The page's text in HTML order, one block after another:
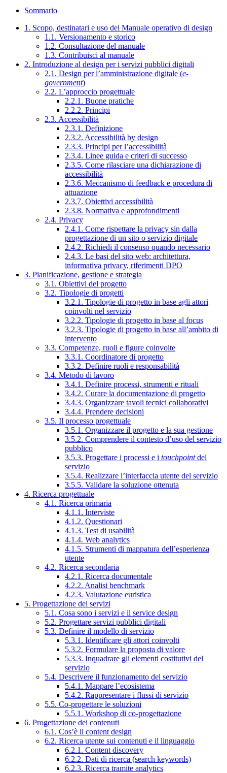
Sommario
1. Scopo, destinatari e uso del Manuale operativo di design
1.1. Versionamento e storico
1.2. Consultazione del manuale
1.3. Contribuisci al manuale
2. Introduzione al design per i servizi pubblici digitali
2.1. Design per l’amministrazione digitale (e-
government)
2.2. L’approccio progettuale
2.2.1. Buone pratiche
2.2.2. Principi
2.3. Accessibilità
2.3.1. Definizione
2.3.2. Accessibilità by design
2.3.3. Principi per l’accessibilità
2.3.4. Linee guida e criteri di successo
2.3.5. Come rilasciare una dichiarazione di
accessibilità
2.3.6. Meccanismo di feedback e procedura di
attuazione
2.3.7. Obiettivi accessibilità
2.3.8. Normativa e approfondimenti
2.4. Privacy
2.4.1. Come rispettare la privacy sin dalla
progettazione di un sito o servizio digitale
2.4.2. Richiedi il consenso quando necessario
2.4.3. Le basi del sito web: architettura,
informativa privacy, riferimenti DPO
3. Pianificazione, gestione e strategia
3.1. Obiettivi del progetto
3.2. Tipologie di progetti
3.2.1. Tipologie di progetto in base agli attori
coinvolti nel servizio
3.2.2. Tipologie di progetto in base al focus
3.2.3. Tipologie di progetto in base all’ambito di
intervento
3.3. Competenze, ruoli e figure coinvolte
3.3.1. Coordinatore di progetto
3.3.2. Definire ruoli e responsabilità
3.4. Metodo di lavoro
3.4.1. Definire processi, strumenti e rituali
3.4.2. Curare la documentazione di progetto
3.4.3. Organizzare tavoli tecnici collaborativi
3.4.4. Prendere decisioni
3.5. Il processo progettuale
3.5.1. Organizzare il progetto e la sua gestione
3.5.2. Comprendere il contesto d’uso del servizio
pubblico
3.5.3. Progettare i processi e i touchpointdel
servizio
3.5.4. Realizzare l’interfaccia utente del servizio
3.5.5. Validare la soluzione ottenuta
4. Ricerca progettuale
4.1. Ricerca primaria
4.1.1. Interviste
4.1.2. Questionari
4.1.3. Test di usabilità
4.1.4. Web analytics
4.1.5. Strumenti di mappatura dell’esperienza
utente
4.2. Ricerca secondaria
4.2.1. Ricerca documentale
4.2.2. Analisi benchmark
4.2.3. Valutazione euristica
5. Progettazione dei servizi
5.1. Cosa sono i servizi e il service design
5.2. Progettare servizi pubblici digitali
5.3. Definire il modello di servizio
5.3.1. Identificare gli attori coinvolti
5.3.2. Formulare la proposta di valore
5.3.3. Inquadrare gli elementi costitutivi del
servizio
5.4. Descrivere il funzionamento del servizio
5.4.1. Mappare l’ecosistema
5.4.2. Rappresentare i flussi di servizio
5.5. Co-progettare le soluzioni
5.5.1. Workshop di co-progettazione
6. Progettazione dei contenuti
6.1. Cos’è il content design
6.2. Ricerca utente sui contenuti e il linguaggio
6.2.1. Content discovery
6.2.2. Dati di ricerca (search keywords)
6.2.3. Ricerca tramite analytics